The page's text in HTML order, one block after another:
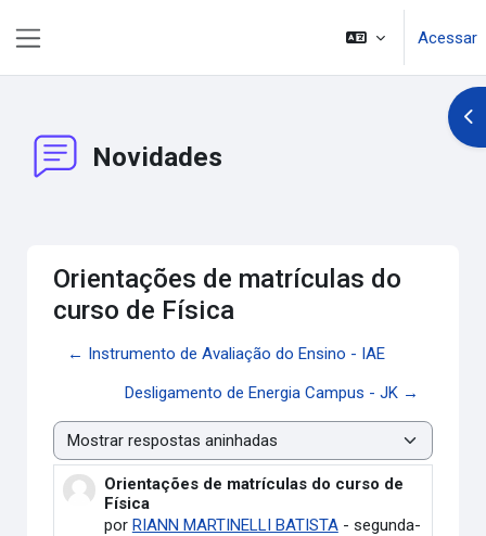
Acessar
Novidades
Orientações de matrículas do
curso de Física
← Instrumento de Avaliação do Ensino - IAE
Desligamento de Energia Campus - JK →
Modo de visualização
Orientações de matrículas do curso de
Física
por RIANN MARTINELLI BATISTA- segunda-
Número de respostas: 0